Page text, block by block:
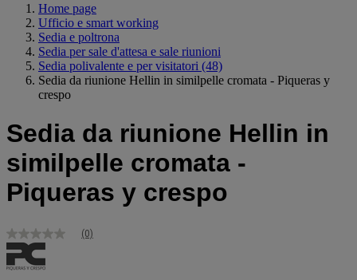
Home page
Ufficio e smart working
Sedia e poltrona
Sedia per sale d'attesa e sale riunioni
Sedia polivalente e per visitatori (48)
Sedia da riunione Hellin in similpelle cromata - Piqueras y
crespo
Sedia da riunione Hellin in
similpelle cromata -
Piqueras y crespo
Nessuna
valutazione
Stesso
(0)